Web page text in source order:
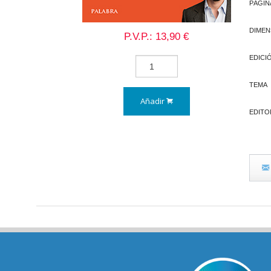
P.V.P.: 13,90 €
Añadir
TEMA